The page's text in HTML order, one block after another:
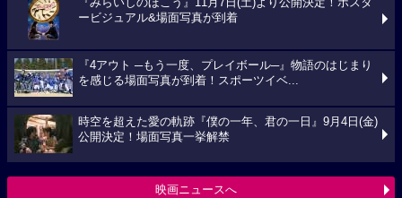
ービジュアル&場面写真が到着
『4アウト ─もう一度、プレイボール─』物語のはじまり
を感じる場面写真が到着！スポーツイベ...
時空を超えた愛の軌跡『僕の一年、君の一日』9月4日(金)
公開決定！場面写真一挙解禁
映画ニュースへ